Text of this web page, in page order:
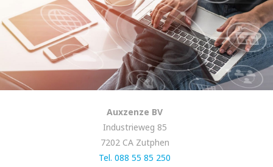
Auxzenze BV
Industrieweg 85
7202 CA Zutphen
Tel. 088 55 85 250